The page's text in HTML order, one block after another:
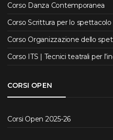
Corso Danza Contemporanea
Corso Scrittura per lo spettacolo
Corso Organizzazione dello
Corso ITS | Tecnici teatrali per
CORSI OPEN
Corsi Open 2025-26